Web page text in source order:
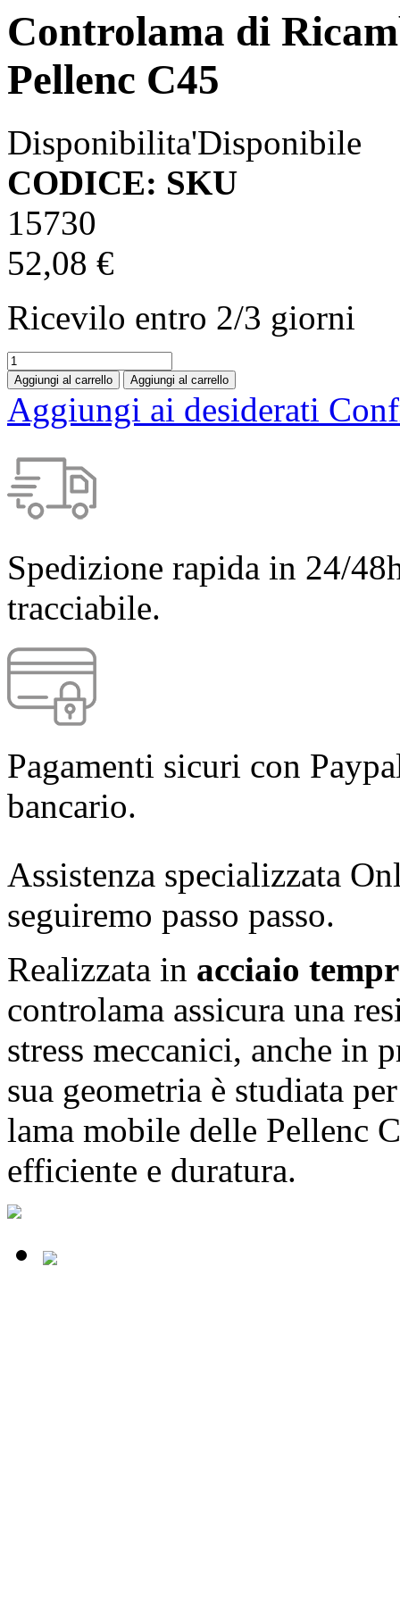
Controlama di
Pellenc C45
Disponibilita'Disponibile
CODICE: SKU
15730
52,08 €
Ricevilo entro 2/3 giorni
Aggiungi al carrello Aggiungi al carrello
Aggiungi ai desiderati
Spedizione rapida in 24/
tracciabile.
Pagamenti sicuri con
bancario.
Assistenza specializzata
seguiremo passo passo.
Realizzata in acciaio
controlama assicura una
stress meccanici, anche in
sua geometria è studiata
lama mobile delle Pellenc
efficiente e duratura.